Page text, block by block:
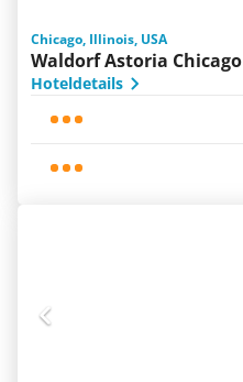
Chicago, Illinois, USA
Waldorf Astoria Chicago
Hoteldetails